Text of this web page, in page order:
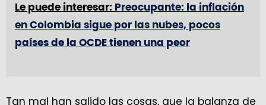
Le puede interesar: Preocupante: la inflación
en Colombia sigue por las nubes, pocos
países de la OCDE tienen una peor
Tan mal han salido las cosas, que la balanza de